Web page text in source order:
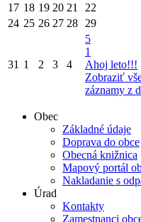
17 18 19 20 21 22
24 25 26 27 28 29
31 1 2 3 4
5
1
Ahoj leto!!!
Zobraziť
záznamy z
Obec
Základné údaje
Doprava do obce
Obecná knižnica
Mapový portál
Nakladanie s
Úrad
Kontakty
Zamestnanci